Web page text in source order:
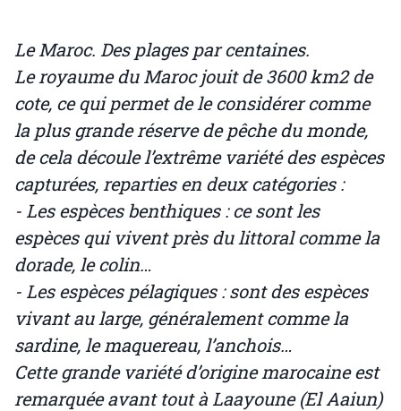
Le Maroc. Des plages par centaines.
Le royaume du Maroc jouit de 3600 km2 de
cote, ce qui permet de le considérer comme
la plus grande réserve de pêche du monde,
de cela découle l’extrême variété des espèces
capturées, reparties en deux catégories :
- Les espèces benthiques : ce sont les
espèces qui vivent près du littoral comme la
dorade, le colin…
- Les espèces pélagiques : sont des espèces
vivant au large, généralement comme la
sardine, le maquereau, l’anchois…
Cette grande variété d’origine marocaine est
remarquée avant tout à Laayoune (El Aaiun)